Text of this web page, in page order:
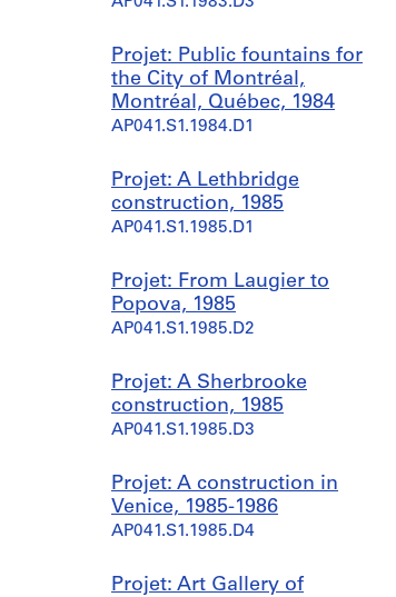
Projet: Public fountains for
the City of Montréal,
Montréal, Québec, 1984
AP041.S1.1984.D1
Projet: A Lethbridge
construction, 1985
AP041.S1.1985.D1
Projet: From Laugier to
Popova, 1985
AP041.S1.1985.D2
Projet: A Sherbrooke
construction, 1985
AP041.S1.1985.D3
Projet: A construction in
Venice, 1985-1986
AP041.S1.1985.D4
Projet: Art Gallery of